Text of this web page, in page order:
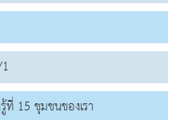
ที่ 15 ชุมชนของเรา